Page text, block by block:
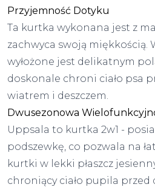
Przyjemność Dotyku
Ta kurtka wykonana jest z
zachwyca swoją miękkością.
wyłożone jest delikatnym
doskonale chroni ciało psa
wiatrem i deszczem.
Dwusezonowa
Uppsala to kurtka 2w1 -
podszewkę, co pozwala na
kurtki w lekki płaszcz
chroniący ciało pupila przed